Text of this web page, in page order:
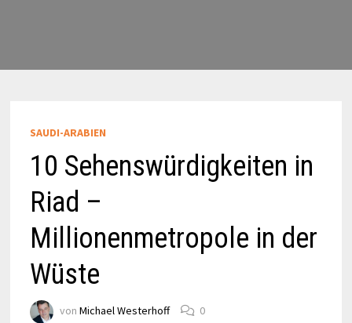
SAUDI-ARABIEN
10 Sehenswürdigkeiten in
Riad –
Millionenmetropole in der
Wüste
von Michael Westerhoff 0